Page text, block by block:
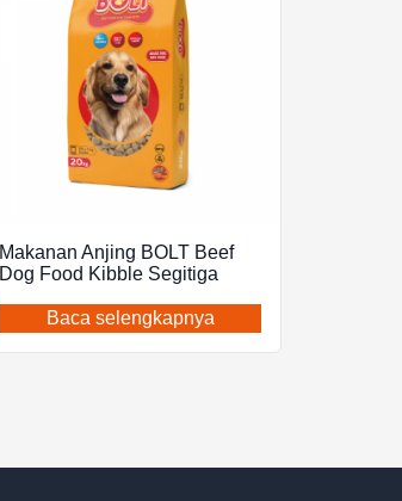
Makanan Anjing BOLT Beef
Dog Food Kibble Segitiga
Baca selengkapnya